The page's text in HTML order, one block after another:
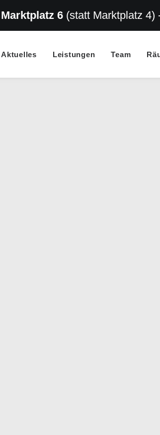
Marktplatz 6(statt Marktplatz 4)
Aktuelles Leistungen Team